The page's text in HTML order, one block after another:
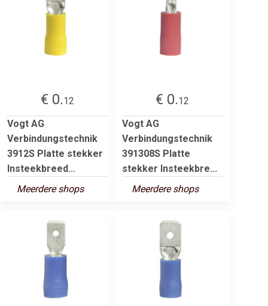
€ 0.12
Vogt AG
Verbindungstechnik
3912S Platte stekker
Insteekbreed...
Meerdere shops
€ 0.12
Vogt AG
Verbindungstechnik
391308S Platte
stekker Insteekbre...
Meerdere shops